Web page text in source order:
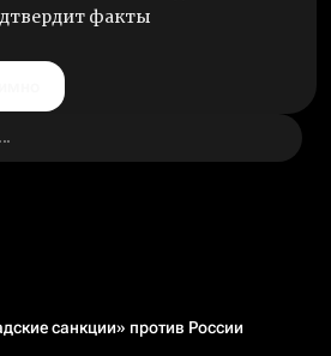
факты
санкции» против России